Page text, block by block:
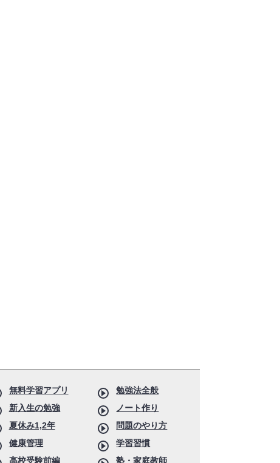
無料学習アプリ
新入生の勉強
夏休み1,2年
健康管理
高校受験前編
勉強法全般
ノート作り
問題のやり方
学習習慣
塾・家庭教師